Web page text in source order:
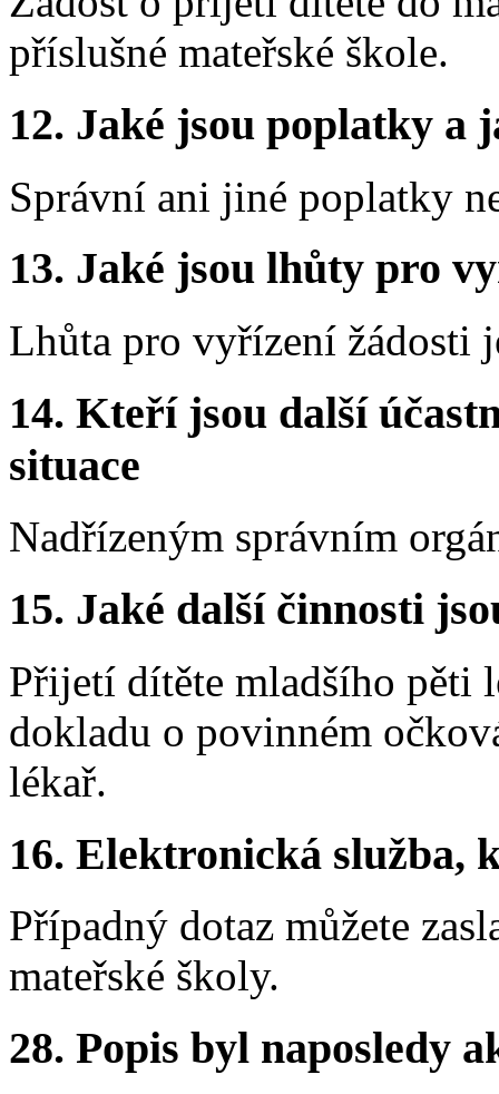
příslušné mateřské škole.
12. Jaké jsou poplatky a
Správní ani jiné poplatky
13. Jaké jsou lhůty pro
Lhůta pro vyřízení žádosti
14. Kteří jsou další
situace
Nadřízeným správním
15. Jaké další činnosti
Přijetí dítěte mladšího pěti
dokladu o povinném
lékař.
16. Elektronická služba,
Případný dotaz můžete
mateřské školy.
28. Popis byl naposledy